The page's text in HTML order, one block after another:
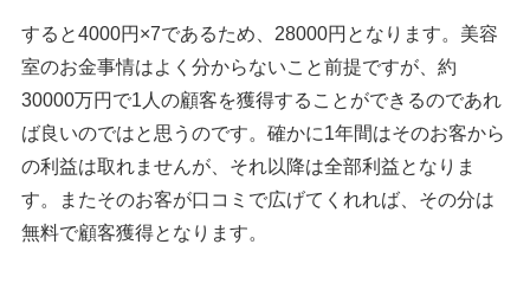
すると4000円×7であるため、28000円となります。美容
室のお金事情はよく分からないこと前提ですが、約
30000万円で1人の顧客を獲得することができるのであれ
ば良いのではと思うのです。確かに1年間はそのお客から
の利益は取れませんが、それ以降は全部利益となりま
す。またそのお客が口コミで広げてくれれば、その分は
無料で顧客獲得となります。